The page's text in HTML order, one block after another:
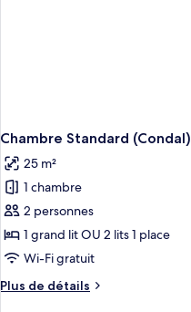
Chambre Standard (Condal)
25 m²
1 chambre
2 personnes
1 grand lit OU 2 lits 1 place
Wi-Fi gratuit
Plus de détails
Plus